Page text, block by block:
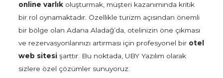
online varlık oluşturmak, müşteri kazanımında kritik
bir rol oynamaktadır. Özellikle turizm açısından önemli
bir bölge olan Adana Aladağ’da, otelinizin öne çıkması
ve rezervasyonlarınızı artırması için profesyonel bir otel
web sitesi şarttır. Bu noktada, UBY Yazılım olarak
sizlere özel çözümler sunuyoruz.